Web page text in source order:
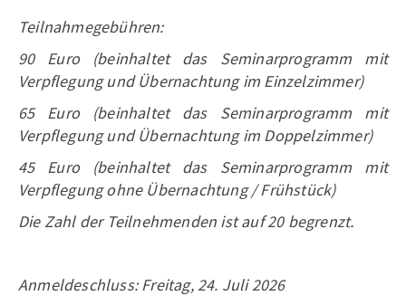
Teilnahmegebühren:
90 Euro (beinhaltet das Seminarprogramm mit
Verpflegung und Übernachtung im Einzelzimmer)
65 Euro (beinhaltet das Seminarprogramm mit
Verpflegung und Übernachtung im Doppelzimmer)
45 Euro (beinhaltet das Seminarprogramm mit
Verpflegung ohne Übernachtung / Frühstück)
Die Zahl der Teilnehmenden ist auf 20 begrenzt.
Anmeldeschluss: Freitag, 24. Juli 2026